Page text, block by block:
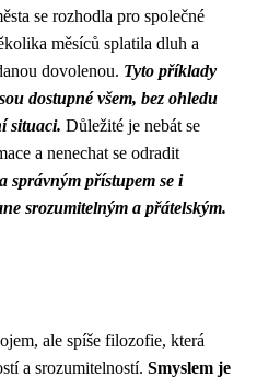
se rozhodla pro společné
měsíců splatila dluh a
dovolenou. Tyto příklady
dostupné všem, bez ohledu
situaci. Důležité je nebát se
a nenechat se odradit
správným přístupem se i
srozumitelným a přátelským.
ale spíše filozofie, která
a srozumitelností. Smyslem je